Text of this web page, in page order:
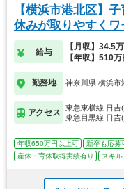
【横浜市港北区】
休みが取りやすく
給与
【月収】34.5
【年収】510
勤務地 神奈川県 横浜市
アクセス
東急東横線 日吉
東急目黒線 日
年収650万円以上可 新卒も応募
産休・育休取得実績有り
スキ